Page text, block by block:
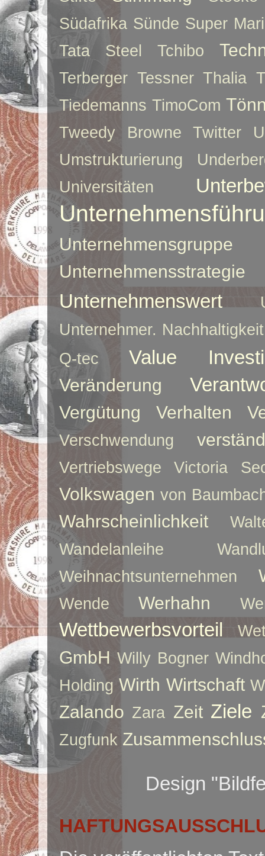
Südafrika Sünde Super
Tata Steel
Tchibo
Terberger Tessner Thalia
Tiedemanns TimoCom
Tweedy Browne Twitter
Umstrukturierung
Universitäten
Unternehmensgruppe
Unternehmensstrategie
Unternehmenswert
Unternehmer. Nachhaltigkeit
Q-tec
Value
Veränderung
Vergütung Verhalten
Verschwendung
Vertriebswege Victoria
Volkswagen von
Wahrscheinlichkeit
Wandelanleihe
Weihnachtsunternehmen
Wende Werhahn
Wettbewerbsvorteil
GmbH Willy Bogner
Holding Wirth Wirtschaft
Zalando Zara Zeit Ziele
Zugfunk
Design